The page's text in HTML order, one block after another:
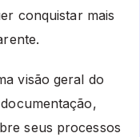
conquistar mais
visão geral do
seus processos